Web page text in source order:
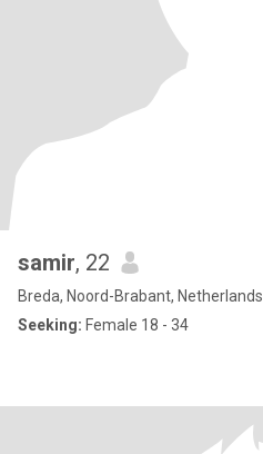
samir, 22
Breda, Noord-Brabant, Netherlands
Seeking: Female 18 - 34